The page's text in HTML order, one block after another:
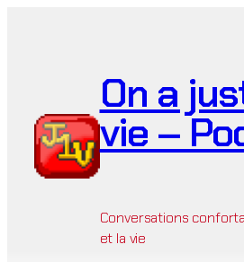
On a
vie –
Conversations
et la vie